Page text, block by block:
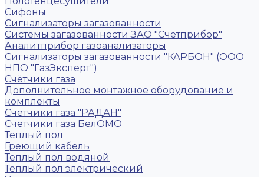
Сифоны
Сигнализаторы загазованности
Системы загазованности ЗАО "Счетприбор"
Аналитприбор газоанализаторы
Сигнализаторы загазованности "КАРБОН" (ООО
НПО "ГазЭксперт")
Счётчики газа
Дополнительное монтажное оборудование и
комплекты
Счетчики газа "РАДАН"
Счетчики газа БелОМО
Теплый пол
Греющий кабель
Теплый пол водяной
Теплый пол электрический